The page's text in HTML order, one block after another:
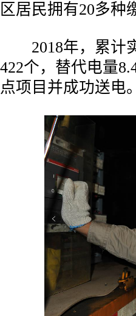
区居民拥有20多种
2018年，累计实
422个，替代电量
点项目并成功送电。